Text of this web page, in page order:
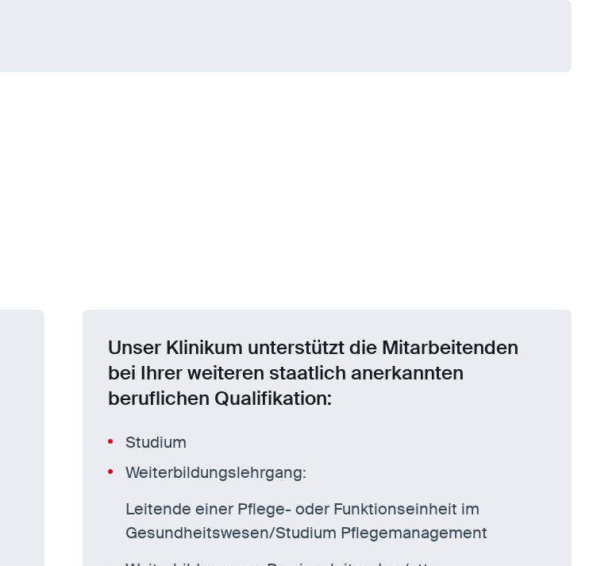
Unser Klinikum unterstützt die Mitarbeitenden
bei Ihrer weiteren staatlich anerkannten
beruflichen Qualifikation:
Studium
Weiterbildungslehrgang:
Leitende einer Pflege- oder Funktionseinheit im
Gesundheitswesen/Studium Pflegemanagement